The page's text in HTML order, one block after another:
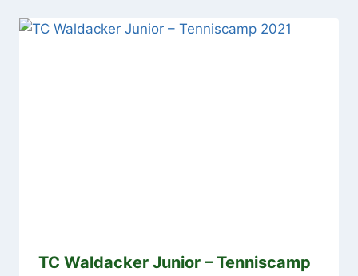
TC Waldacker Junior – Tenniscamp